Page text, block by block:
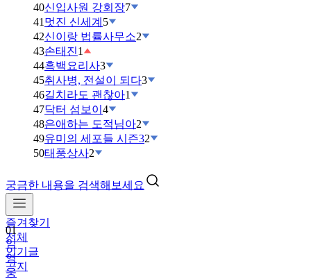
40신입사원 강회장7
41 멋진 신세계 5
42신이랑 법률사무소2
43손태진1
44흑백요리사3
45취사병, 전설이 되다3
46길치라도 괜찮아1
47닥터 섬보이 4
48은애하는 도적님아2
49유미의 세포들 시즌32
50태풍상사2
궁금한 내용을 검색해보세요
즐겨찾기
전체
인기글
공지
01
임
영
웅